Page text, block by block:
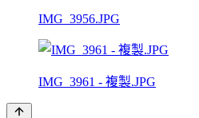
IMG_3956.JPG
IMG_3961 - 複製.JPG